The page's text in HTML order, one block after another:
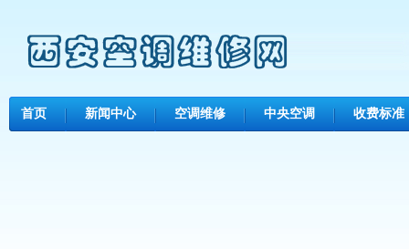
首页 新闻中心 空调维修 中央空调 收费标准